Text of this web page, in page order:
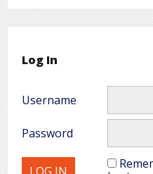
Log In
Username
Password